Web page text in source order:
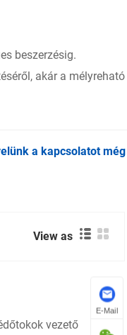
beszerzésig.
akár a mélyreható
a kapcsolatot még
View as
vezető
E-Mail